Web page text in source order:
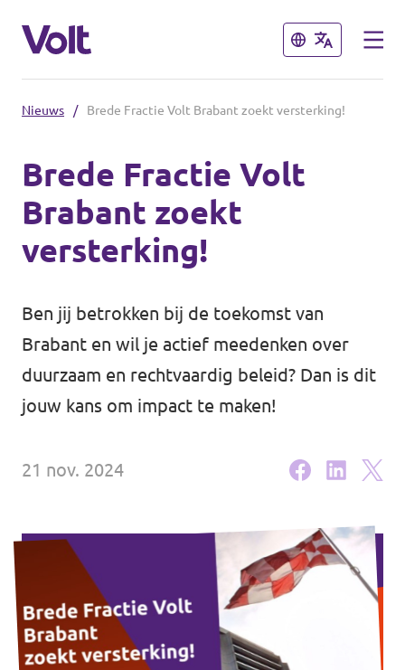
Sluiten
Fractie Provincale Staten
Fractie Eindhoven
Breda
Den Bosch
Eindhoven
Tilburg
Sluiten
Standpunten
Over Volt
Mensen
Nieuws
Steun Volt Brabant
Contact
Nieuws / Brede Fractie Volt Brabant zoekt versterking!
Brede Fractie Volt
Brabant zoekt
versterking!
Ben jij betrokken bij de toekomst van
Brabant en wil je actief meedenken over
duurzaam en rechtvaardig beleid? Dan is dit
jouw kans om impact te maken!
21 nov. 2024